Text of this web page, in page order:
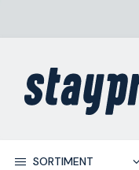
SORTIMENT